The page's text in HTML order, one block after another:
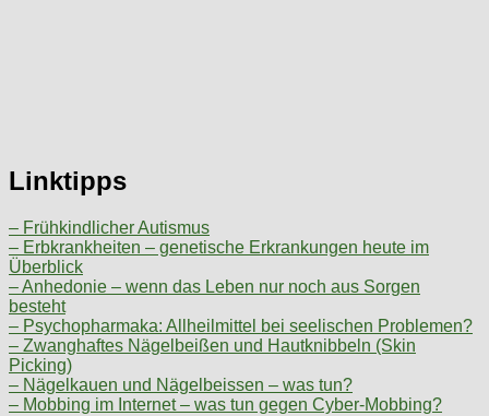
Linktipps
– Frühkindlicher Autismus
– Erbkrankheiten – genetische Erkrankungen heute im
Überblick
– Anhedonie – wenn das Leben nur noch aus Sorgen
besteht
– Psychopharmaka: Allheilmittel bei seelischen Problemen?
– Zwanghaftes Nägelbeißen und Hautknibbeln (Skin
Picking)
– Nägelkauen und Nägelbeissen – was tun?
– Mobbing im Internet – was tun gegen Cyber-Mobbing?